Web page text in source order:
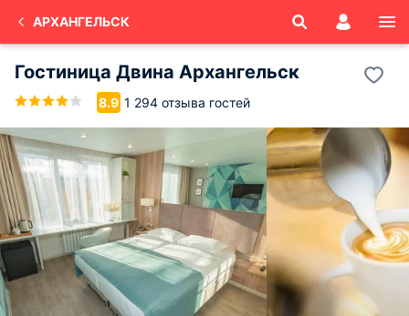
АРХАНГЕЛЬСК
Гостиница Двина Архангельск
8.9 1 294 отзыва гостей